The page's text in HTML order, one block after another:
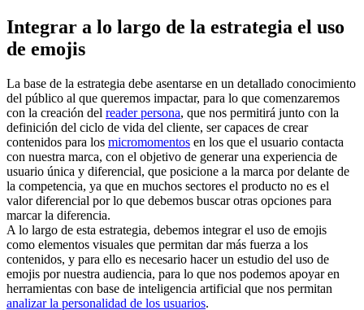
Integrar a lo largo de la estrategia el uso
de emojis
La base de la estrategia debe asentarse en un detallado conocimiento
del público al que queremos impactar, para lo que comenzaremos
con la creación del reader persona, que nos permitirá junto con la
definición del ciclo de vida del cliente, ser capaces de crear
contenidos para los micromomentos en los que el usuario contacta
con nuestra marca, con el objetivo de generar una experiencia de
usuario única y diferencial, que posicione a la marca por delante de
la competencia, ya que en muchos sectores el producto no es el
valor diferencial por lo que debemos buscar otras opciones para
marcar la diferencia.
A lo largo de esta estrategia, debemos integrar el uso de emojis
como elementos visuales que permitan dar más fuerza a los
contenidos, y para ello es necesario hacer un estudio del uso de
emojis por nuestra audiencia, para lo que nos podemos apoyar en
herramientas con base de inteligencia artificial que nos permitan
analizar la personalidad de los usuarios.